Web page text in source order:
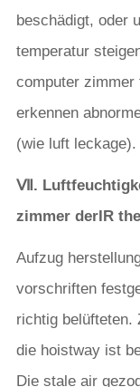
beschädigt, oder
temperatur
computer
erkennen
(wie luft leckage).
Ⅶ.
zimmer derIR
Aufzug
vorschriften
richtig belüfteten.
die hoistway ist
Die stale air